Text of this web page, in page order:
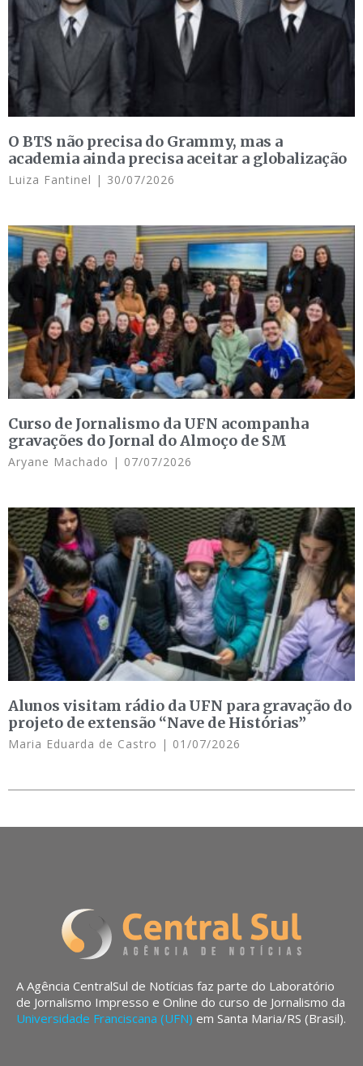
O BTS não precisa do Grammy, mas a
academia ainda precisa aceitar a globalização
Luiza Fantinel 30/07/2026
Curso de Jornalismo da UFN acompanha
gravações do Jornal do Almoço de SM
Aryane Machado 07/07/2026
Alunos visitam rádio da UFN para gravação do
projeto de extensão “Nave de Histórias”
Maria Eduarda de Castro 01/07/2026
A Agência CentralSul de Notícias faz parte do Laboratório
de Jornalismo Impresso e Online do curso de Jornalismo da
Universidade Franciscana (UFN) em Santa Maria/RS (Brasil).